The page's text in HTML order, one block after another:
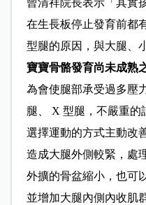
曾清祥院長表示「其實
在生長板停止發育前都
型腿的原因，與大腿、
寶寶骨骼發育尚未成熟
為會使腿部承受過多壓
腿、 X 型腿，不嚴重的
選擇運動的方式主動改
造成大腿外側較緊，處
外擴的骨盆縮小，也可
並增加大腿內側內收肌